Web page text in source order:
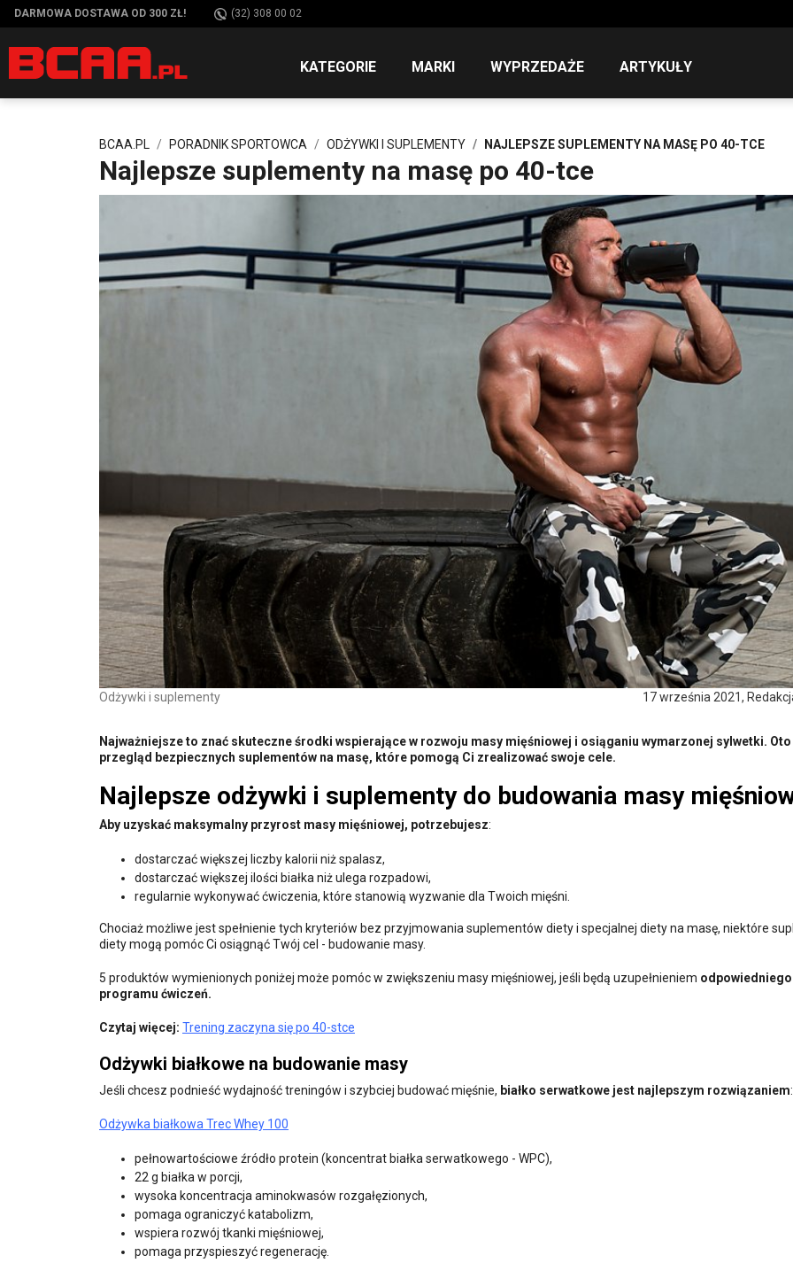
DARMOWA DOSTAWA OD 300 ZŁ! (32) 308 00 02
KATEGORIE MARKI WYPRZEDAŻE ARTYKUŁY
BCAA.PL PORADNIK SPORTOWCA ODŻYWKI I SUPLEMENTY NAJLEPSZE SUPLEMENTY NA MASĘ PO 40-TCE
Najlepsze suplementy na masę po 40-tce
Odżywki i suplementy 17 września 2021,
Najważniejsze to znać skuteczne środki wspierające w rozwoju masy mięśniowej i osiąganiu wymarzonej sylwetki. Oto
przegląd bezpiecznych suplementów na masę, które pomogą Ci zrealizować swoje cele.
Najlepsze odżywki i suplementy do budowania masy
Aby uzyskać maksymalny przyrost masy mięśniowej, potrzebujesz:
dostarczać większej liczby kalorii niż spalasz,
dostarczać większej ilości białka niż ulega rozpadowi,
regularnie wykonywać ćwiczenia, które stanowią wyzwanie dla Twoich mięśni.
Chociaż możliwe jest spełnienie tych kryteriów bez przyjmowania suplementów diety i specjalnej diety na masę, niektóre
diety mogą pomóc Ci osiągnąć Twój cel - budowanie masy.
5 produktów wymienionych poniżej może pomóc w zwiększeniu masy mięśniowej, jeśli będą uzupełnieniem odpowiedniego
programu ćwiczeń.
Czytaj więcej: Trening zaczyna się po 40-stce
Odżywki białkowe na budowanie masy
Jeśli chcesz podnieść wydajność treningów i szybciej budować mięśnie, białko serwatkowe jest najlepszym rozwiązaniem:
Odżywka białkowa Trec Whey 100
pełnowartościowe źródło protein (koncentrat białka serwatkowego - WPC),
22 g białka w porcji,
wysoka koncentracja aminokwasów rozgałęzionych,
pomaga ograniczyć katabolizm,
wspiera rozwój tkanki mięśniowej,
pomaga przyspieszyć regenerację.